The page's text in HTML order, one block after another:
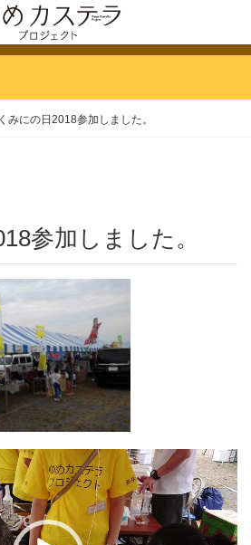
くみにの日2018参加しました。
参加しました。